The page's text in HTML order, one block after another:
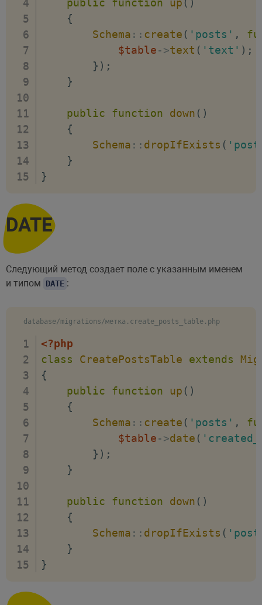
{
Schema :: create ( 'posts' ,
$table->text ( 'text' ) ;
} ) ;
}
public function down ( )
{
Schema :: dropIfExists (
}
}
DATE
Следующий метод создает поле с указанным именем
и типом
DATE :
database/migrations/метка.create_posts_table.php
<?php
class
CreatePostsTable extends
{
public
function up ( )
{
Schema :: create ( 'posts' ,
$table->date (
} ) ;
}
public function down ( )
{
Schema :: dropIfExists (
}
}